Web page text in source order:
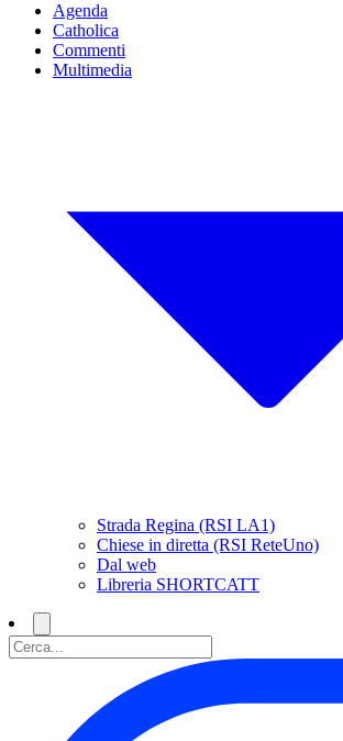
Agenda
Catholica
Commenti
Multimedia
Strada Regina (RSI LA1)
Chiese in diretta (RSI ReteUno)
Dal web
Libreria SHORTCATT